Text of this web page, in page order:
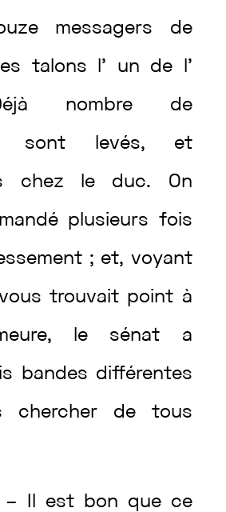
messagers de
les talons l’ un de l’
nombre de
sont levés, et
chez le duc. On
plusieurs fois
; et, voyant
trouvait point à
, le sénat a
bandes différentes
chercher de tous
– est bon que ce